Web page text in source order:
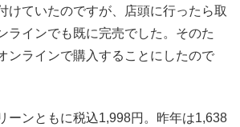
けていたのですが、店頭に行ったら取
ラインでも既に完売でした。そのた
ンラインで購入することにしたので
ーンともに税込1,998円。昨年は1,638